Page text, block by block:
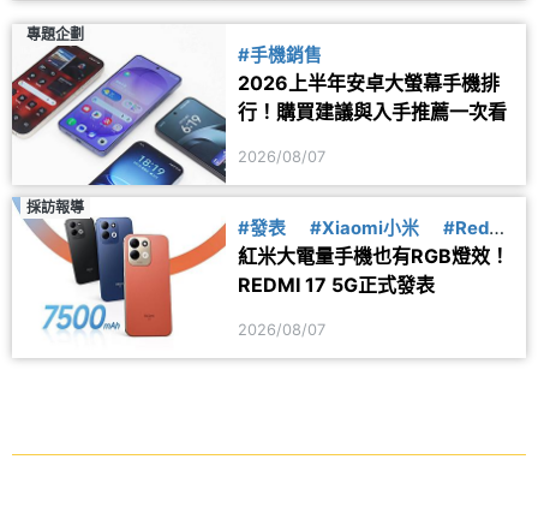
專題企劃
#手機銷售
2026上半年安卓大螢幕手機排
行！購買建議與入手推薦一次看
2026/08/07
採訪報導
#發表 #Xiaomi小米
#Redmi
紅米
紅米大電量手機也有RGB燈效！
REDMI 17 5G正式發表
2026/08/07